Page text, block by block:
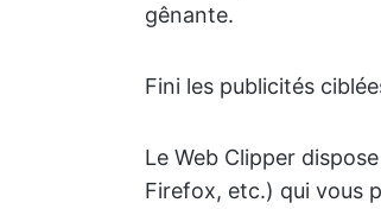
gênante.
Fini les publicités
Le Web Clipper
Firefox, etc.) qui vous